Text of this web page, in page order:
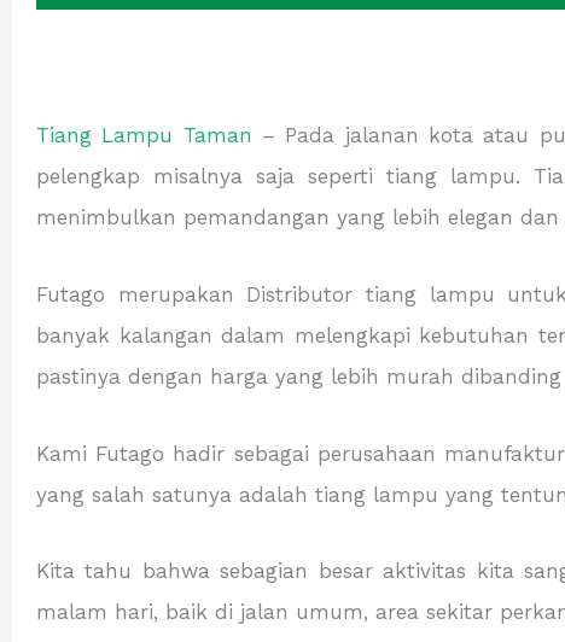
Tiang Lampu Taman – Pada jalanan kota atau
pelengkap misalnya saja seperti tiang lampu.
menimbulkan pemandangan yang lebih elegan
Futago merupakan Distributor tiang lampu
banyak kalangan dalam melengkapi kebutuhan
pastinya dengan harga yang lebih murah
Kami Futago hadir sebagai perusahaan
yang salah satunya adalah tiang lampu yang
Kita tahu bahwa sebagian besar aktivitas kita
malam hari, baik di jalan umum, area sekitar